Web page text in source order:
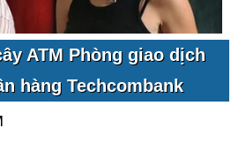
ATM Phòng giao dịch
hàng Techcombank